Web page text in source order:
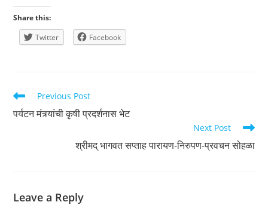
Share this:
Twitter
Facebook
Read
more
articles
Previous Post
पर्यटन मंत्र्यांची कृषी प्रदर्शनास भेट
Next Post
श्रीमद् भागवत सप्ताह पारायण-निरुपण-प्रवचन सोहळा
Leave a Reply